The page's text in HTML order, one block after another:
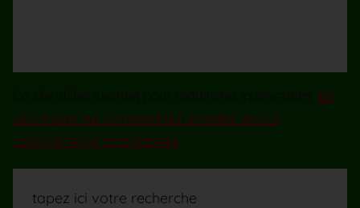
En
savoir plus sur comment les données de vos
commentaires sont utilisées
tapez ici votre recherche